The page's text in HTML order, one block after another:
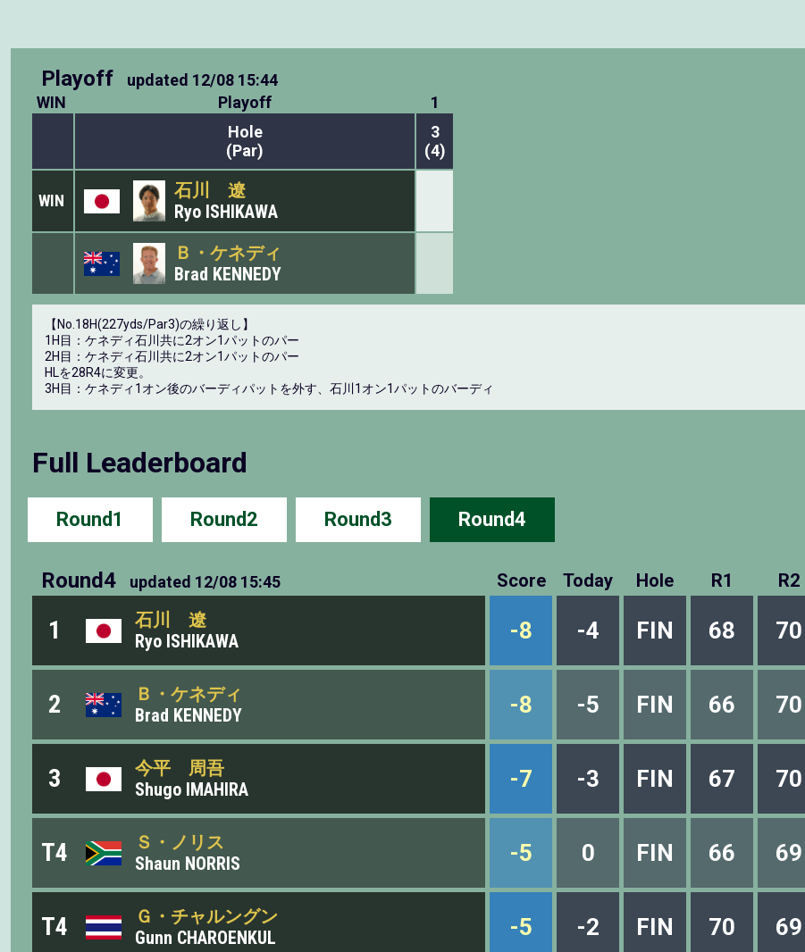
Playoff updated 12/08 15:44
WIN
Playoff
1
Hole
(Par)
3
(4)
WIN
石川 遼
Ryo ISHIKAWA
Ｂ・ケネディ
Brad KENNEDY
【No.18H(227yds/Par3)の繰り返し】
1H目：ケネディ石川共に2オン1パットのパー
2H目：ケネディ石川共に2オン1パットのパー
HLを28R4に変更。
3H目：ケネディ1オン後のバーディパットを外す、石川1オン1パットのバーディ
Full Leaderboard
Round1 Round2 Round3 Round4
Round4 updated 12/08 15:45 Score Today Hole R1 R2
1
石川 遼
Ryo ISHIKAWA
-8 -4 FIN 68 70
2
Ｂ・ケネディ
Brad KENNEDY
-8 -5 FIN 66 70
3
今平 周吾
Shugo IMAHIRA
-7 -3 FIN 67 70
T4
Ｓ・ノリス
Shaun NORRIS
-5 0 FIN 66 69
T4
Ｇ・チャルングン
Gunn CHAROENKUL
-5 -2 FIN 70 69